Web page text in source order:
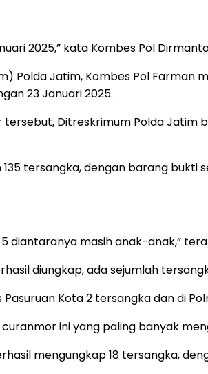
2025,” kata Kombes Pol
Polda Jatim, Kombes Pol Farman
23 Januari 2025.
Ditreskrimum Polda Jatim
tersangka, dengan barang bukti
diantaranya masih anak-anak,”
diungkap, ada sejumlah
Kota 2 tersangka dan di
ini yang paling banyak
mengungkap 18 tersangka,